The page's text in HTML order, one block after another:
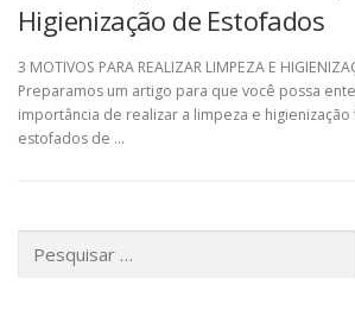
Higienização de Estofados
3 MOTIVOS PARA REALIZAR LIMPEZA E
Preparamos um artigo para que você possa
importância de realizar a limpeza e
estofados de …